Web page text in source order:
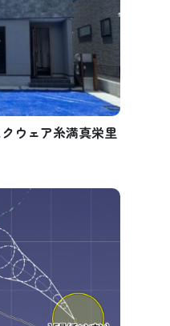
ウェア糸満真栄里